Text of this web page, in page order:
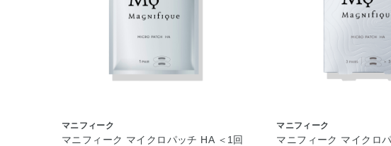
マニフィーク
マニフィーク マイクロパッチ HA ＜1回
マニフィーク
マニフィーク マイクロ